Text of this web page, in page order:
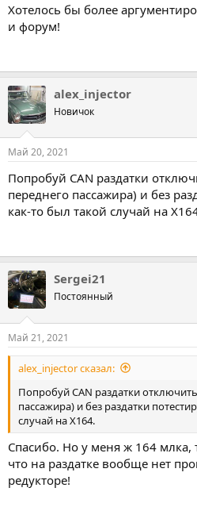
Хотелось бы более
и форум!
alex_injector
Новичок
Май 20, 2021
Попробуй CAN раздатки
переднего пассажира) и без
как-то был такой случай на
Sergei21
Постоянный
Май 21, 2021
alex_injector сказал:
Попробуй CAN раздатки
пассажира) и без раздатки
случай на X164.
Спасибо. Но у меня ж 164 млка,
что на раздатке вообще нет
редукторе!